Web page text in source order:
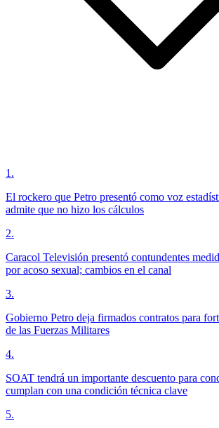
1 .
El rockero que Petro presentó como voz
admite que no hizo los cálculos
2.
Caracol Televisión presentó contundentes
por acoso sexual; cambios en el canal
3.
Gobierno Petro deja firmados contratos para
de las Fuerzas Militares
4.
SOAT tendrá un importante descuento para
cumplan con una condición técnica clave
5.